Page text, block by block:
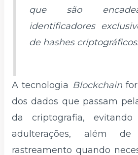
que são
identificadores
de hashescriptográficos.
A tecnologia Blockchain
dos dados que passam
da criptografia,
adulterações, além
rastreamento quando